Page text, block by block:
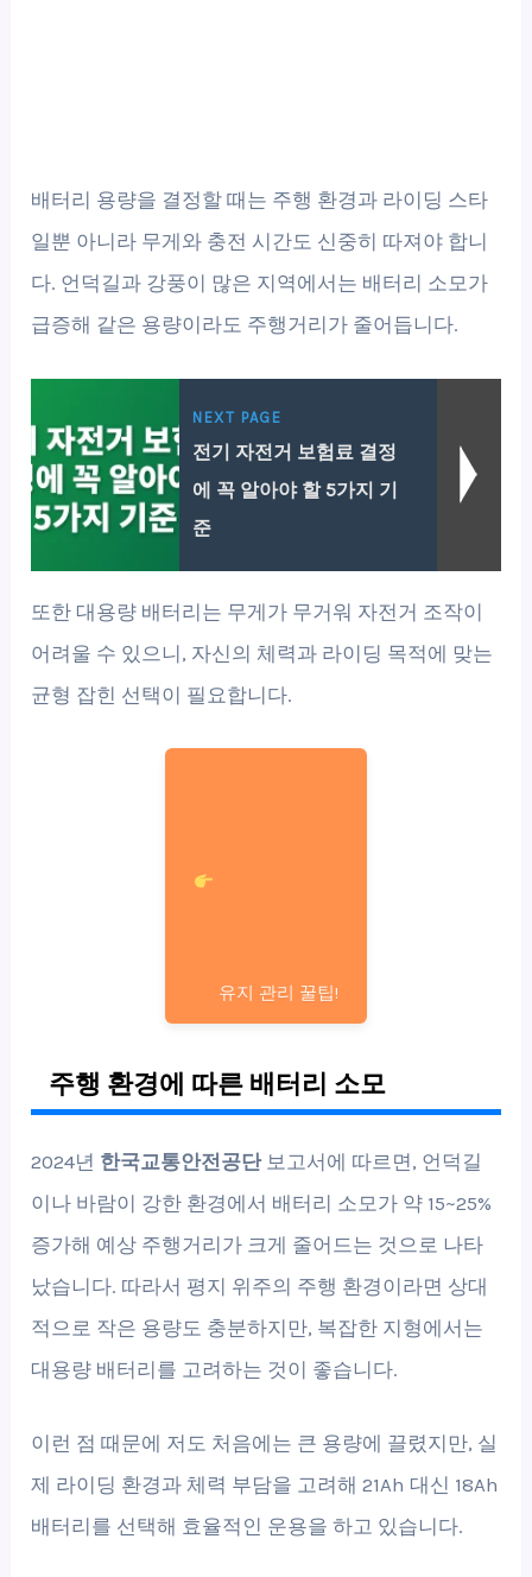
배터리 용량을 결정할 때는 주행 환경과 라이딩 스타
일뿐 아니라 무게와 충전 시간도 신중히 따져야 합니
다. 언덕길과 강풍이 많은 지역에서는 배터리 소모가
급증해 같은 용량이라도 주행거리가 줄어듭니다.
NEXT PAGE
전기 자전거 보험료 결정
에 꼭 알아야 할 5가지 기
준
또한 대용량 배터리는 무게가 무거워 자전거 조작이
어려울 수 있으니, 자신의 체력과 라이딩 목적에 맞는
균형 잡힌 선택이 필요합니다.
유지 관리 꿀팁!
주행 환경에 따른 배터리 소모
2024년 한국교통안전공단보고서에 따르면, 언덕길
이나 바람이 강한 환경에서 배터리 소모가 약 15~25%
증가해 예상 주행거리가 크게 줄어드는 것으로 나타
났습니다. 따라서 평지 위주의 주행 환경이라면 상대
적으로 작은 용량도 충분하지만, 복잡한 지형에서는
대용량 배터리를 고려하는 것이 좋습니다.
이런 점 때문에 저도 처음에는 큰 용량에 끌렸지만, 실
제 라이딩 환경과 체력 부담을 고려해 21Ah 대신 18Ah
배터리를 선택해 효율적인 운용을 하고 있습니다.